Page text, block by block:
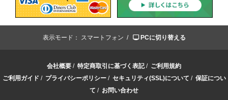
表示モード： スマートフォン / PCに切り替える
会社概要 / 特定商取引に基づく表記/ ご利用規約
ご利用ガイド / プライバシーポリシー/ セキュリティ(SSL)について / 保証につい
て / お問い合わせ